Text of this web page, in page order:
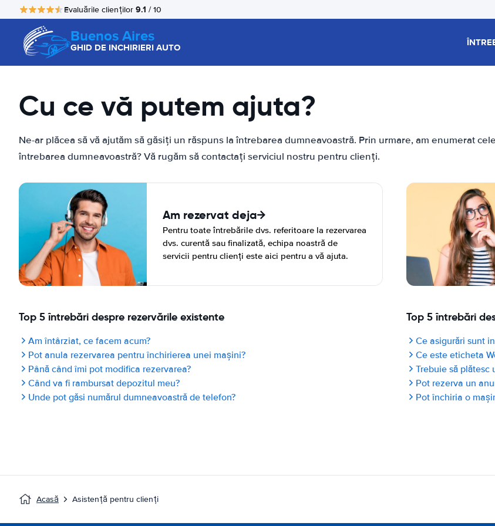
Evaluările clienților 9.1 / 10
Buenos Aires
GHID DE INCHIRIERI AUTO
Cu ce vă putem ajuta?
Ne-ar plăcea să vă ajutăm să găsiți un răspuns la întrebarea dumneavoastră. Prin urmare, am enumerat
întrebarea dumneavoastră? Vă rugăm să contactați serviciul nostru pentru clienți.
Am rezervat deja
Pentru toate întrebările dvs. referitoare la rezervarea
dvs. curentă sau finalizată, echipa noastră de
servicii pentru clienți este aici pentru a vă ajuta.
Top 5 întrebări despre rezervările existente
Am întârziat, ce facem acum?
Pot anula rezervarea pentru închirierea unei mașini?
Până când îmi pot modifica rezervarea?
Când va fi rambursat depozitul meu?
Unde pot găsi numărul dumneavoastră de telefon?
Top 5 întrebări
Ce asigurări sunt
Ce este eticheta
Trebuie să plătesc
Pot rezerva un
Pot închiria o
Acasă Asistență pentru clienți